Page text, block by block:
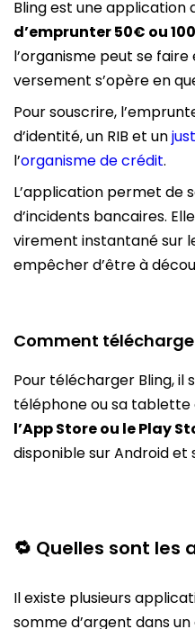
Bling est une application
d’emprunter 50€ ou
l’organisme peut se
versement s’opère en
Pour souscrire,
d’identité, un RIB et un
l’organisme de crédit.
L’application permet de
d’incidents bancaires.
virement instantané sur
empêcher d’être à
Comment télécharger
Pour télécharger Bling, il
téléphone ou sa tablette
l’App Store ou le Play
disponible sur Android et
🔁 Quelles sont les
Il existe plusieurs
somme d’argent dans